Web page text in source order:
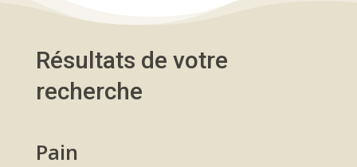
Résultats de votre
recherche
Pain